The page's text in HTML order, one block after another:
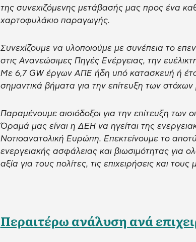
της συνεχιζόμενης μετάβασής μας προς ένα
χαρτοφυλάκιο παραγωγής.
Συνεχίζουμε να υλοποιούμε με συνέπεια το
στις Ανανεώσιμες Πηγές Ενέργειας, την
Με 6,7 GW έργων ΑΠΕ ήδη υπό κατασκευή ή
σημαντικά βήματα για την επίτευξη των
Παραμένουμε αισιόδοξοι για την επίτευξη των
Όραμά μας είναι η ΔΕΗ να ηγείται της
Νοτιοανατολική Ευρώπη. Επεκτείνουμε το
ενεργειακής ασφάλειας και βιωσιμότητας για
αξία για τους πολίτες, τις επιχειρήσεις και
Περαιτέρω ανάλυση ανά